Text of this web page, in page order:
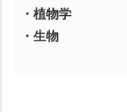
・植物学
・生物